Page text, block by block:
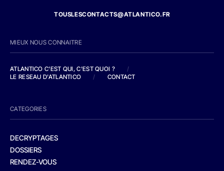
TOUSLESCONTACTS@ATLANTICO.FR
MIEUX NOUS CONNAITRE
ATLANTICO C'EST QUI, C'EST QUOI ?
/
LE RESEAU D'ATLANTICO
/ CONTACT
CATEGORIES
DECRYPTAGES
DOSSIERS
RENDEZ-VOUS